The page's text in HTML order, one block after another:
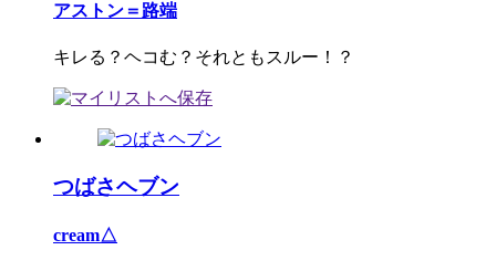
アストン＝路端
キレる？ヘコむ？それともスルー！？
つばさヘブン
cream△